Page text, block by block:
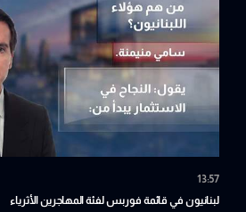
13:57
لبنانيون في قائمة فوربس لفئة المهاجرين الأثرياء